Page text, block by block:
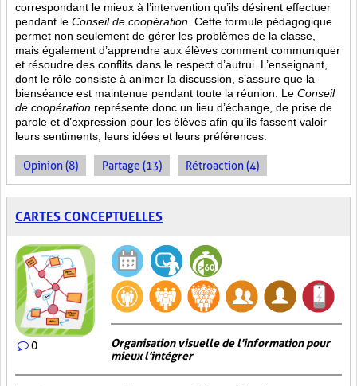
correspondant le mieux à l’intervention qu’ils désirent effectuer
pendant le Conseil de coopération . Cette formule pédagogique
permet non seulement de gérer les problèmes de la classe,
mais également d’apprendre aux élèves comment communiquer
et résoudre des conflits dans le respect d’autrui. L’enseignant,
dont le rôle consiste à animer la discussion, s’assure que la
bienséance est maintenue pendant toute la réunion. Le Conseil
de coopération représente donc un lieu d’échange, de prise de
parole et d’expression pour les élèves afin qu’ils fassent valoir
leurs sentiments, leurs idées et leurs préférences.
Opinion (8) Partage (13) Rétroaction (4)
CARTES CONCEPTUELLES
0
Organisation visuelle de l'information pour
mieux l'intégrer